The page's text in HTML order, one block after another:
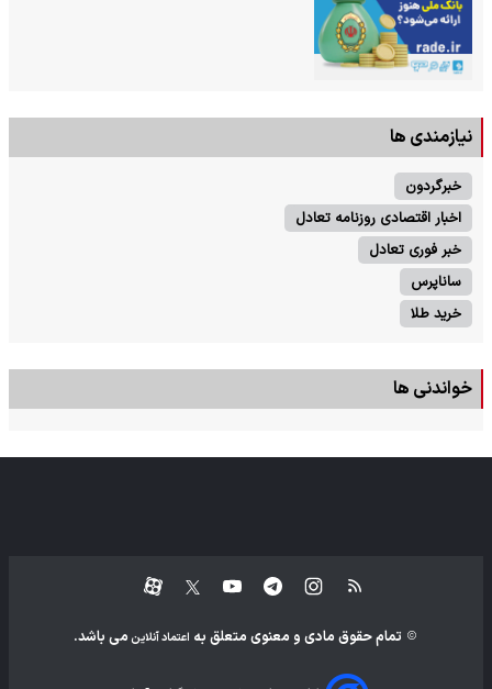
نیازمندی ها
خبرگردون
اخبار اقتصادی روزنامه تعادل
خبر فوری تعادل
ساناپرس
خرید طلا
خواندنی ها
تمام حقوق مادی و معنوی متعلق به اعتماد آنلاین می باشد.